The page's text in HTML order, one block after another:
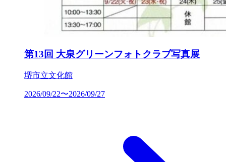
第13回 大泉グリーンフォトクラブ写真展
堺市立文化館
2026/09/22〜2026/09/27